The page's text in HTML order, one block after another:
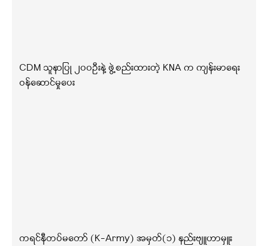
CDM သူနာပြု ၂၀၀ဦးနဲ့ ဖွဲ့စည်းထားတဲ့ KNA က ကျန်းမာရေး
ဝန်ဆောင်မှုပေး
ကရင်နီတပ်မတော် (K-Army) အမှတ်(၁) နည်းဗျူဟာမှူး